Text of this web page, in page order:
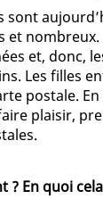
sont
nombreux.
et, donc,
Les filles
postale.
plaisir,
En quoi